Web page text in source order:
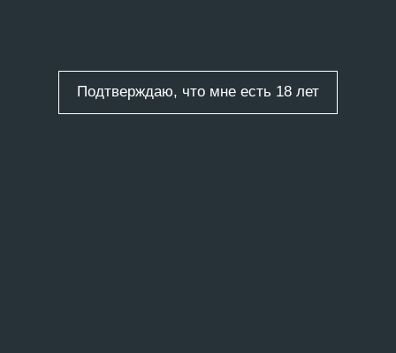
Подтверждаю, что мне есть 18 лет